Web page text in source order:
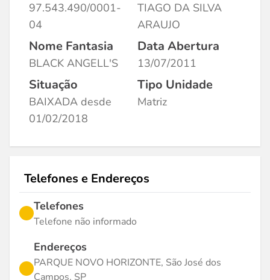
97.543.490/0001-
04
TIAGO DA SILVA
ARAUJO
Nome Fantasia
BLACK ANGELL'S
Data Abertura
13/07/2011
Situação
BAIXADA desde
01/02/2018
Tipo Unidade
Matriz
Telefones e Endereços
Telefones
Telefone não informado
Endereços
PARQUE NOVO HORIZONTE, São José dos
Campos, SP